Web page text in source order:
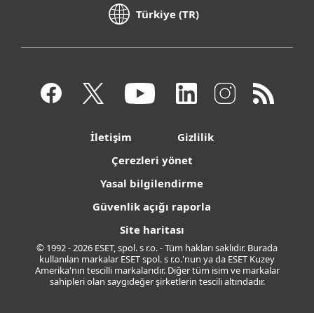
Türkiye (TR)
İletişim
Gizlilik
Çerezleri yönet
Yasal bilgilendirme
Güvenlik açığı raporla
Site haritası
© 1992 - 2026 ESET, spol. s r.o. - Tüm hakları saklıdır. Burada
kullanılan markalar ESET spol. s r.o.'nun ya da ESET Kuzey
Amerika'nın tescilli markalarıdır. Diğer tüm isim ve markalar
sahipleri olan saygıdeğer şirketlerin tescili altındadır.